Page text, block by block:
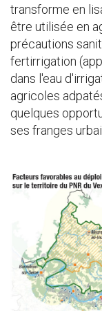
transforme en
être utilisée en
précautions
fertirrigation
dans l'eau
agricoles
quelques
ses franges